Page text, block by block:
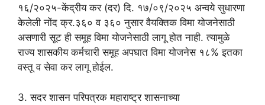
१६/२०२५-केंद्रीय कर (दर) दि. १७/०९/२०२५ अन्वये सुधारणा
केलेली नोंद क्र.३६० व ३६० नुसार वैयक्तिक विमा योजनेसाठी
असणारी सूट ही समूह विमा योजनेसाठी लागू होत नाही. त्यामुळे
राज्य शासकीय कर्मचारी समूह अपघात विमा योजनेस १८% इतका
वस्तू व सेवा कर लागू होईल.
3. सदर शासन परिपत्रक महाराष्ट्र शासनाच्या